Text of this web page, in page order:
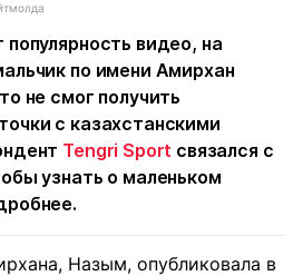
видео, на
по имени Амирхан
не смог получить
с казахстанскими
Tengri Sport связался с
узнать о маленьком
Назым, опубликовала в